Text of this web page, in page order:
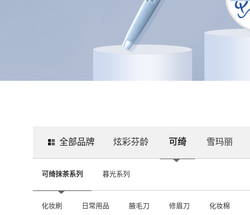
全部品牌 炫彩芬龄 可绮 雪玛丽
可绮抹茶系列 暮光系列
化妆刷 日常用品 腋毛刀 修眉刀 化妆棉